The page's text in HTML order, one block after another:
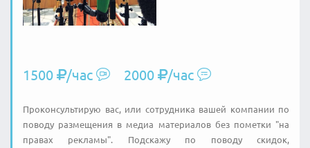
1500 /час 2000 /час
Проконсультирую вас, или сотрудника вашей компании по
поводу размещения в медиа материалов без пометки "на
правах рекламы". Подскажу по поводу скидок,